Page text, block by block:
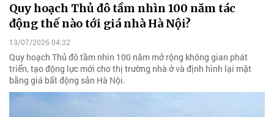
Quy hoạch Thủ đô tầm nhìn 100 năm tác
động thế nào tới giá nhà Hà Nội?
13/07/2026 04:32
Quy hoạch Thủ đô tầm nhìn 100 năm mở rộng không gian phát
triển, tạo động lực mới cho thị trường nhà ở và định hình lại mặt
bằng giá bất động sản Hà Nội.